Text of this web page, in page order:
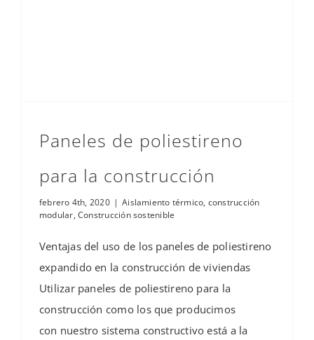
Paneles de poliestireno
para la construcción
febrero 4th, 2020 | Aislamiento térmico, construcción
modular,Construcción sostenible
Ventajas del uso de los paneles de poliestireno
expandido en la construcción de viviendas
Utilizar paneles de poliestireno para la
construcción como los que producimos
con nuestro sistema constructivo está a la